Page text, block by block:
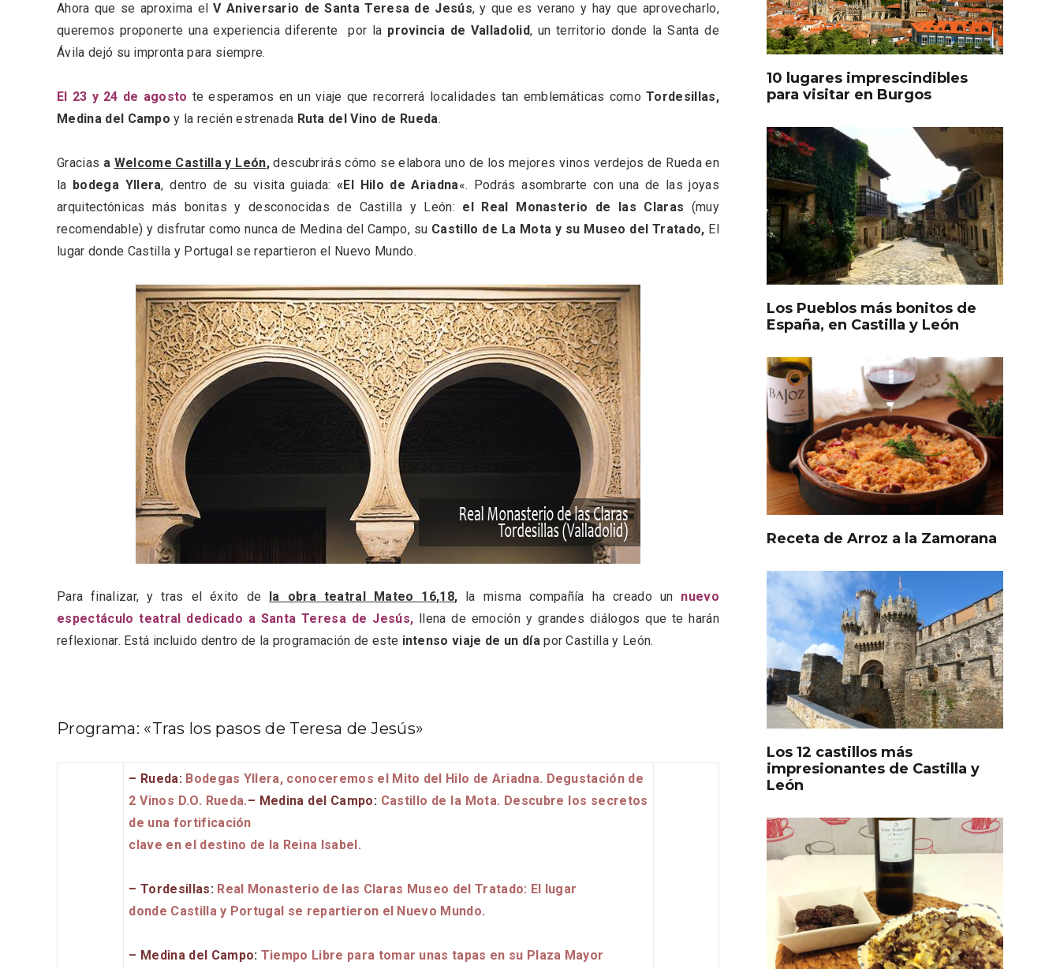
Ahora que se aproxima elV Aniversario de Santa Teresa de Jesús, y que es verano y hay que aprovecharlo,
queremos proponerte una experiencia diferente por la provincia de Valladolid, un territorio donde la Santa de
Ávila dejó su impronta para siempre.
El 23 y 24 de agosto te esperamos en un viaje que recorrerá localidades tan emblemáticas comoTordesillas,
Medina del Campo y la recién estrenada Ruta del Vino de Rueda.
Gracias a Welcome Castilla y León,descubrirás cómo se elabora uno de los mejores vinos verdejos de Rueda en
la bodega Yllera, dentro de su visita guiada:«El Hilo de Ariadna«. Podrás asombrarte con una de las joyas
arquitectónicas más bonitas y desconocidas de Castilla y León: el Real Monasterio de las Claras (muy
recomendable) y disfrutar como nunca de Medina del Campo, su Castillo de La Mota y su Museo del Tratado, El
lugar donde Castilla y Portugal se repartieron el Nuevo Mundo.
Para finalizar, y tras el éxito de la obra teatral Mateo 16,18, la misma compañía ha creado un nuevo
espectáculo teatral dedicado a Santa Teresa de Jesús, llena de emoción y grandes diálogos que te harán
reflexionar. Está incluido dentro de la programación de este intenso viaje de un díapor Castilla y León.
Programa: «Tras los pasos de Teresa de Jesús»
– Rueda: Bodegas Yllera, conoceremos el Mito del Hilo de Ariadna. Degustación de
2 Vinos D.O. Rueda.– Medina del Campo: Castillo de la Mota. Descubre los secretos
de una fortificación
clave en el destino de la Reina Isabel.
– Tordesillas:Real Monasterio de las Claras Museo del Tratado: El lugar
donde Castilla y Portugal se repartieron el Nuevo Mundo.
– Medina del Campo: Tiempo Libre para tomar unas tapas en su Plaza Mayor
10 lugares imprescindibles
para visitar en Burgos
Los Pueblos más bonitos de
España, en Castilla y León
Receta de Arroz a la Zamorana
Los 12 castillos más
impresionantes de Castilla y
León
Fiesta de los Fueros 2026 de
Sepúlveda y Feria de
Artesanía
Velay, una imagen renovada
para el vermouth de
El Espinar, un pueblo oculto
de la Sierra de Guadarrama
Recorre los fiordos leoneses
en Riaño
El Cronicón de Oña sale a la
Conciertos gratuitos del
coro Wetherby Preparatory
School en Ávila y Salamanca
VII Feria del Vino de Sotillo
2026 ‘Sotillo, el Vino y Yo’
Feria del Vino de Toro 2026;
descubre “Otros Vinos de
Toro”
V Feria Europea del Queso
2026 en Serrada
La zonificación como
recurso turístico de la Ruta
IV Edición del Festival de
Narración Oral, Memoria,
Fiesta de Primavera 2026 en
la Ruta del Vino de Cigales
Bodega Museo La Olmilla, en
Valladolid
triunfó en el Salón Gourmet
Disfrutar de la Semana
Santa en Rueda en 2026